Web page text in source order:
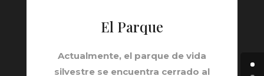
El Parque
Actualmente, el parque de vida
silvestre se encuentra cerrado al